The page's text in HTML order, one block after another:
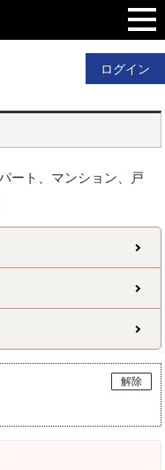
ログイン
ート、マンション、戸
解除